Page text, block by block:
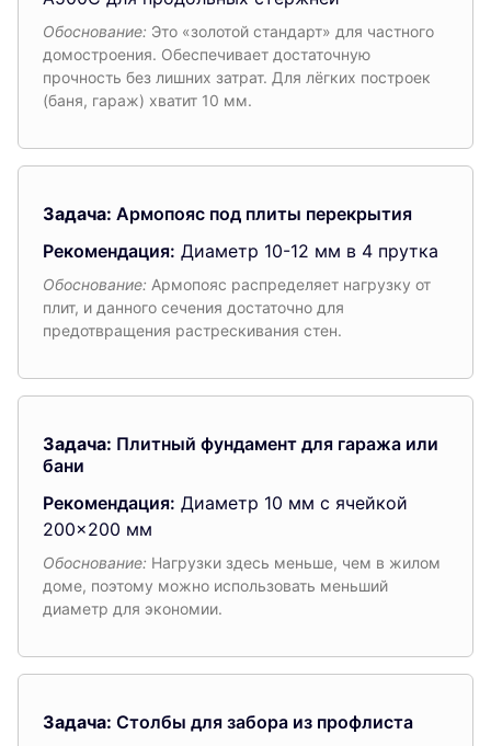
Обоснование: Это «золотой стандарт» для частного
домостроения. Обеспечивает достаточную
прочность без лишних затрат. Для лёгких построек
(баня, гараж) хватит 10 мм.
Задача: Армопояс под плиты перекрытия
Рекомендация: Диаметр 10-12 мм в 4 прутка
Обоснование: Армопояс распределяет нагрузку от
плит, и данного сечения достаточно для
предотвращения растрескивания стен.
Задача: Плитный фундамент для гаража или
бани
Рекомендация: Диаметр 10 мм с ячейкой
200×200 мм
Обоснование: Нагрузки здесь меньше, чем в жилом
доме, поэтому можно использовать меньший
диаметр для экономии.
Задача: Столбы для забора из профлиста